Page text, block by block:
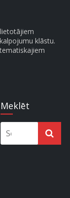
klāstu.
Meklēt